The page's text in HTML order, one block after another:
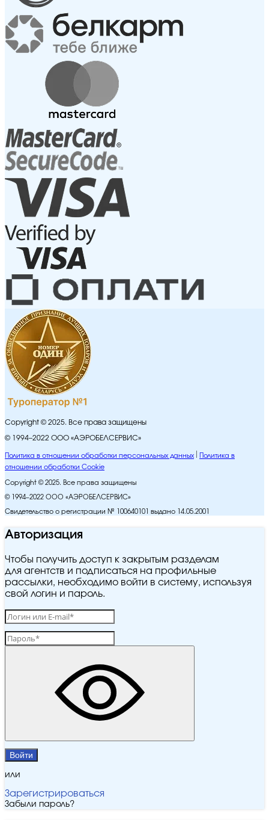
Copyright © 2025. Все права защищены
© 1994–2022 ООО «АЭРОБЕЛСЕРВИС»
Политика в отношении обработки персональных данных
Политика в
отношении обработки Cookie
Copyright © 2025. Все права защищены
© 1994–2022 ООО «АЭРОБЕЛСЕРВИС»
Свидетельство о регистрации № 100640101 выдано 14.05.2001
Авторизация
Чтобы получить доступ к закрытым разделам
для агентств и подписаться на профильные
рассылки, необходимо войти в систему, используя
свой логин и пароль.
Войти
или
Зарегистрироваться
Забыли пароль?